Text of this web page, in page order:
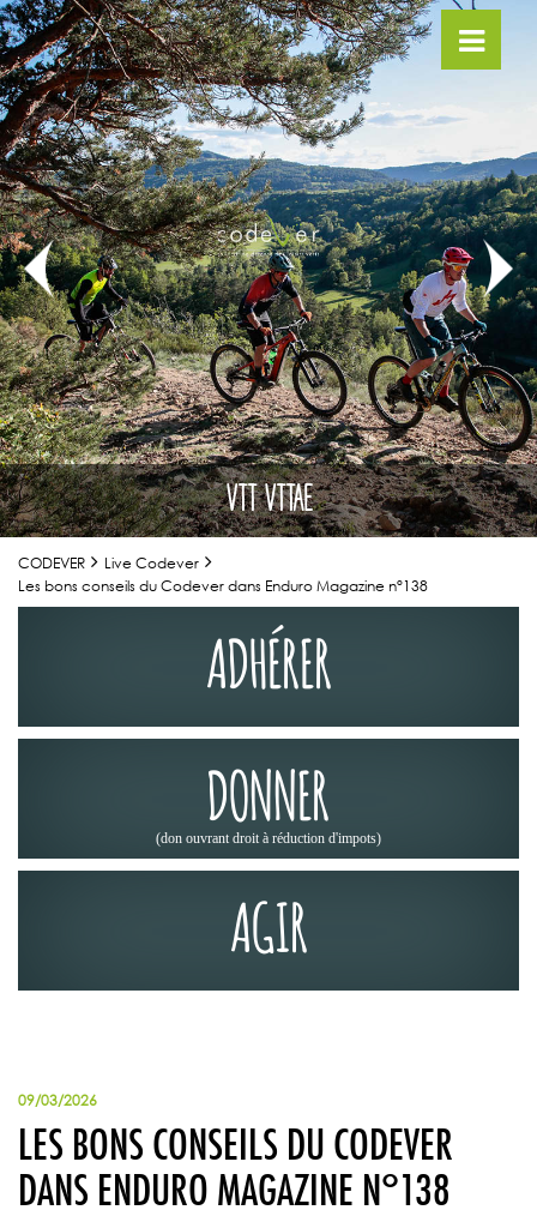
VTT VTTAE
CODEVER
Live Codever
Les bons conseils du Codever dans Enduro Magazine n°138
ADHÉRER
DONNER
(don ouvrant droit à réduction d'impots)
AGIR
09/03/2026
LES BONS CONSEILS DU CODEVER
DANS ENDURO MAGAZINE N°138